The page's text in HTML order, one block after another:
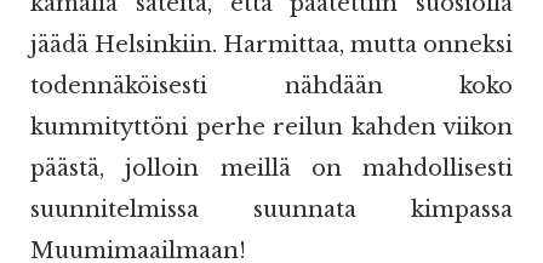
jäädä Helsinkiin. Harmittaa, mutta onneksi
todennäköisesti nähdään koko
kummityttöni perhe reilun kahden viikon
päästä, jolloin meillä on mahdollisesti
suunnitelmissa suunnata kimpassa
Muumimaailmaan!